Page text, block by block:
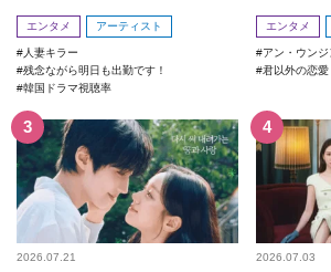
回！
エンタメ アーティスト
人妻キラー
残念ながら明日も出勤です！
韓国ドラマ視聴率
エンタメ
アン・ウンジ
君以外の恋愛
2026.07.21 2026.07.03